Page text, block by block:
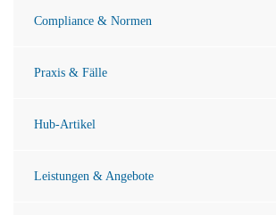
Compliance & Normen
Praxis & Fälle
Hub-Artikel
Leistungen & Angebote